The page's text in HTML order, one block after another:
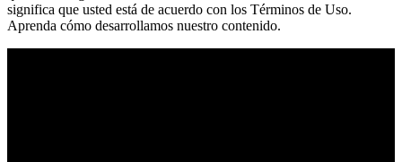
significa que usted está de acuerdo con los Términos de Uso.
Aprenda cómo desarrollamos nuestro contenido.